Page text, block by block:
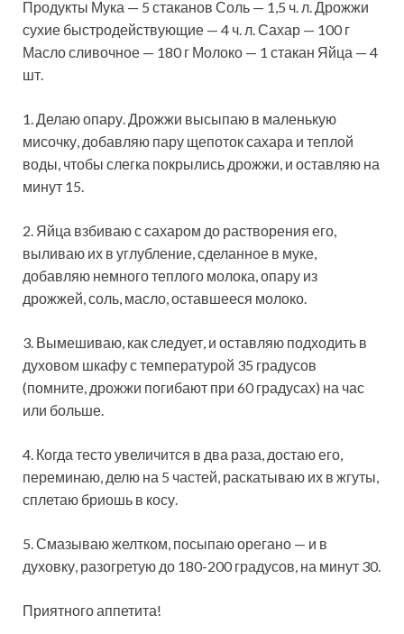
Продукты Мука — 5 стаканов Соль — 1,5 ч. л. Дрожжи
сухие быстродействующие — 4 ч. л. Сахар — 100 г
Масло сливочное — 180 г Молоко — 1 стакан Яйца — 4
шт.
1. Делаю опару. Дрожжи высыпаю в маленькую
мисочку, добавляю пару щепоток сахара и теплой
воды, чтобы слегка покрылись дрожжи, и оставляю на
минут 15.
2. Яйца взбиваю с сахаром до растворения его,
выливаю их в углубление, сделанное в муке,
добавляю немного теплого молока, опару из
дрожжей, соль, масло, оставшееся молоко.
3. Вымешиваю, как следует, и оставляю подходить в
духовом шкафу с температурой 35 градусов
(помните, дрожжи погибают при 60 градусах) на час
или больше.
4. Когда тесто увеличится в два раза, достаю его,
переминаю, делю на 5 частей, раскатываю их в жгуты,
сплетаю бриошь в косу.
5. Смазываю желтком, посыпаю орегано — и в
духовку, разогретую до 180-200 градусов, на минут 30.
Приятного аппетита!